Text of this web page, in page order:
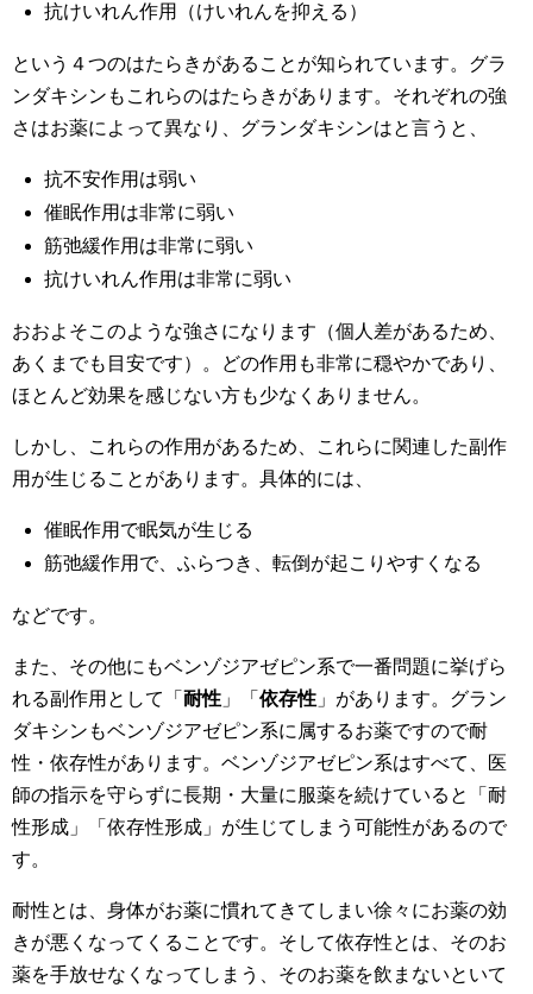
抗けいれん作用（けいれんを抑える）
という４つのはたらきがあることが知られています。グラ
ンダキシンもこれらのはたらきがあります。それぞれの強
さはお薬によって異なり、グランダキシンはと言うと、
抗不安作用は弱い
催眠作用は非常に弱い
筋弛緩作用は非常に弱い
抗けいれん作用は非常に弱い
おおよそこのような強さになります（個人差があるため、
あくまでも目安です）。どの作用も非常に穏やかであり、
ほとんど効果を感じない方も少なくありません。
しかし、これらの作用があるため、これらに関連した副作
用が生じることがあります。具体的には、
催眠作用で眠気が生じる
筋弛緩作用で、ふらつき、転倒が起こりやすくなる
などです。
また、その他にもベンゾジアゼピン系で一番問題に挙げら
れる副作用として「 耐性 」「 依存性 」があります。グラン
ダキシンもベンゾジアゼピン系に属するお薬ですので耐
性・依存性があります。ベンゾジアゼピン系はすべて、医
師の指示を守らずに長期・大量に服薬を続けていると「耐
性形成」「依存性形成」が生じてしまう可能性があるので
す。
耐性とは、身体がお薬に慣れてきてしまい徐々にお薬の効
きが悪くなってくることです。そして依存性とは、そのお
薬を手放せなくなってしまう、そのお薬を飲まないといて